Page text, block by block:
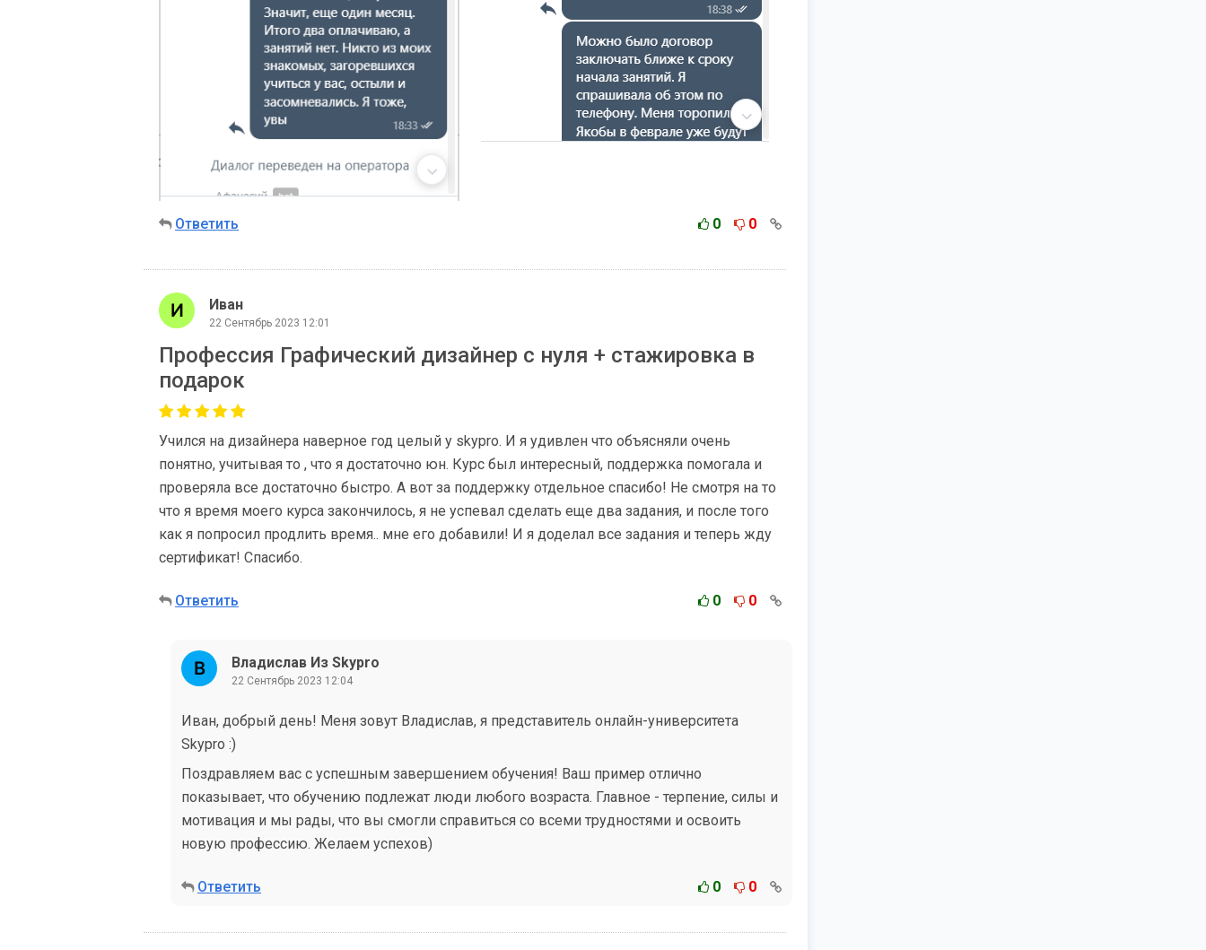
Ответить 0 0
Иван
22 Сентябрь 2023 12:01
Профессия Графический дизайнер с нуля + стажировка в
подарок
Учился на дизайнера наверное год целый у skypro. И я удивлен что объясняли очень
понятно, учитывая то , что я достаточно юн. Курс был интересный, поддержка помогала и
проверяла все достаточно быстро. А вот за поддержку отдельное спасибо! Не смотря на то
что я время моего курса закончилось, я не успевал сделать еще два задания, и после того
как я попросил продлить время.. мне его добавили! И я доделал все задания и теперь жду
сертификат! Спасибо.
Ответить 0 0
Владислав Из Skypro
22 Сентябрь 2023 12:04
Иван, добрый день! Меня зовут Владислав, я представитель онлайн-университета
Skypro :)
Поздравляем вас с успешным завершением обучения! Ваш пример отлично
показывает, что обучению подлежат люди любого возраста. Главное - терпение, силы и
мотивация и мы рады, что вы смогли справиться со всеми трудностями и освоить
новую профессию. Желаем успехов)
Ответить 0 0